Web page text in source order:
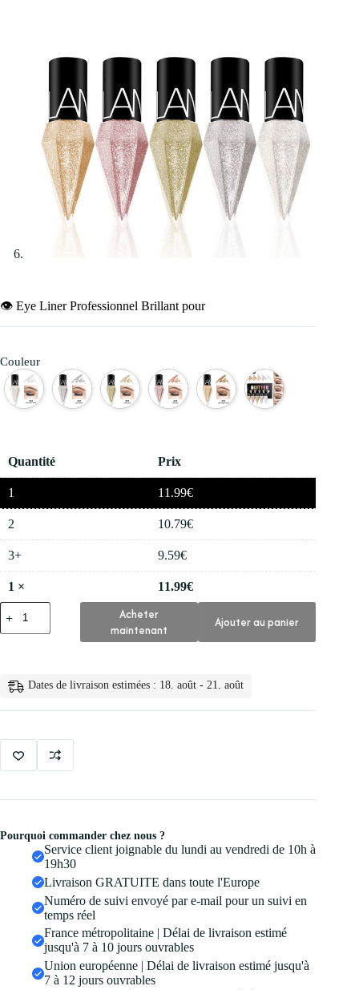
👁️ Eye Liner Professionnel Brillant pour
Couleur
Quantité Prix
1 11.99€
2 10.79€
3+ 9.59€
1 × 11.99€
quantité
de
👁️
Professionnel
Brillant
pour
Acheter
maintenant
Ajouter au panier
Dates de livraison estimées : 18. août - 21. août
Pourquoi commander chez nous ?
Service client joignable du lundi au vendredi de 10h à
19h30
Livraison GRATUITE dans toute l'Europe
Numéro de suivi envoyé par e-mail pour un suivi en
temps réel
France métropolitaine | Délai de livraison estimé
jusqu'à 7 à 10 jours ouvrables
Union européenne | Délai de livraison estimé jusqu'à
7 à 12 jours ouvrables